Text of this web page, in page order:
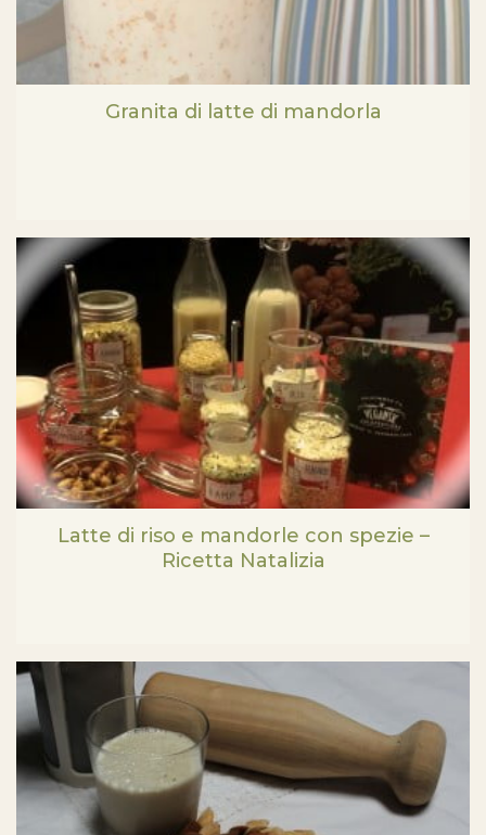
Granita di latte di mandorla
Latte di riso e mandorle con spezie –
Ricetta Natalizia